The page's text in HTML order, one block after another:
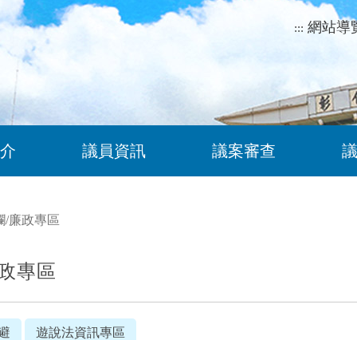
::: 網站導
議員資訊 議案審查
/廉政專區
專區
遊說法資訊專區